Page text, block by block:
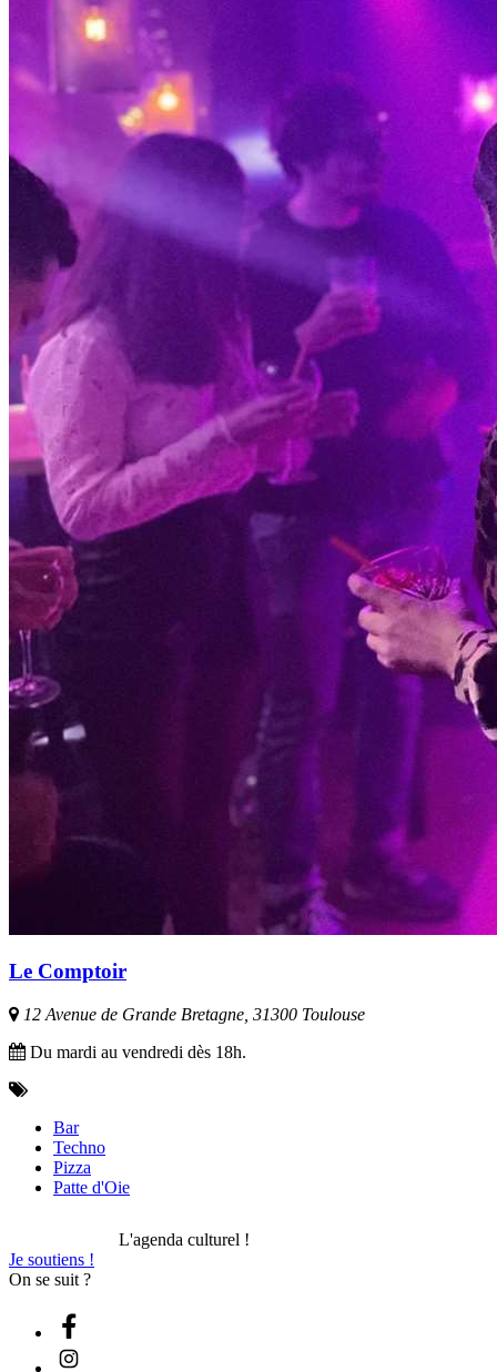
Le Comptoir
12 Avenue de Grande Bretagne, 31300 Toulouse
Du mardi au vendredi dès 18h.
Bar
Techno
Pizza
Patte d'Oie
L'agenda culturel !
Je soutiens !
On se suit ?